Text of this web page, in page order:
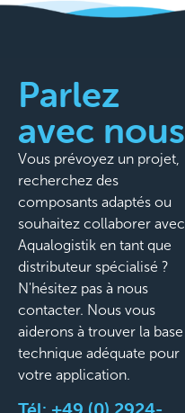
Parlez
avec nous
Vous prévoyez un projet,
recherchez des
composants adaptés ou
souhaitez collaborer avec
Aqualogistik en tant que
distributeur spécialisé ?
N'hésitez pas à nous
contacter. Nous vous
aiderons à trouver la base
technique adéquate pour
votre application.